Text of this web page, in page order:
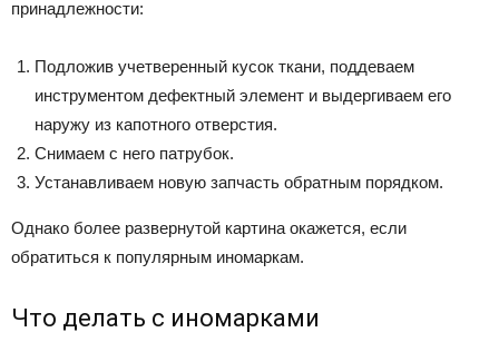
принадлежности:
Подложив учетверенный кусок ткани, поддеваем
инструментом дефектный элемент и выдергиваем его
наружу из капотного отверстия.
Снимаем с него патрубок.
Устанавливаем новую запчасть обратным порядком.
Однако более развернутой картина окажется, если
обратиться к популярным иномаркам.
Что делать с иномарками